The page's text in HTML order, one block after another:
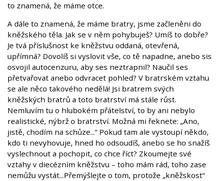
to znamená, že máme otce.
A dále to znamená, že máme bratry, jsme začleněni do
kněžského těla. Jak se v něm pohybuješ? Umíš to dobře?
Je tvá příslušnost ke kněžstvu oddaná, otevřená,
upřímná? Dovolíš si vyslovit vše, co tě napadne, anebo sis
osvojil autocenzuru, aby ses neztrapnil? Naučil ses
přetvařovat anebo odvracet pohled? V bratrském vztahu
se ale něco takového nedělá! Jsi bratrem svých
kněžských bratrů a toto bratrství má stále růst.
Nemluvím tu o hlubokém přátelství, to by ani nebylo
realistické, nýbrž o bratrství. Možná mi řeknete: „Ano,
jistě, chodím na schůze...“ Pokud tam ale vystoupí někdo,
kdo ti nevyhovuje, hned ho odsoudíš, anebo se ho snažíš
vyslechnout a pochopit, co chce říct? Zkoumejte své
vztahy v diecézním kněžstvu – toho mám rád, toho zase
nemůžu vystát...Přemýšlejte o tom, protože „kněžskost“